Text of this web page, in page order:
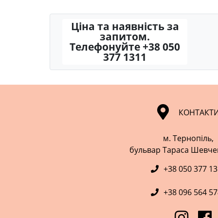
Ціна та наявність за
запитом.
Телефонуйте +38 050
377 1311
м. Тернопіль,
​​​​​​​бульвар Тараса
+38 050 377
+38 096 564